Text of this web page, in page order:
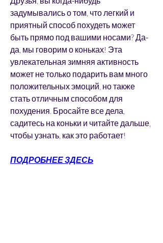
задумывались о том, что легкий и
приятный способ похудеть может
быть прямо под вашими носами? Да-
да, мы говорим о коньках! Эта
увлекательная зимняя активность
может не только подарить вам много
положительных эмоций, но также
стать отличным способом для
похудения. Бросайте все дела,
садитесь на коньки и читайте дальше,
чтобы узнать, как это работает!
ПОДРОБНЕЕ ЗДЕСЬ